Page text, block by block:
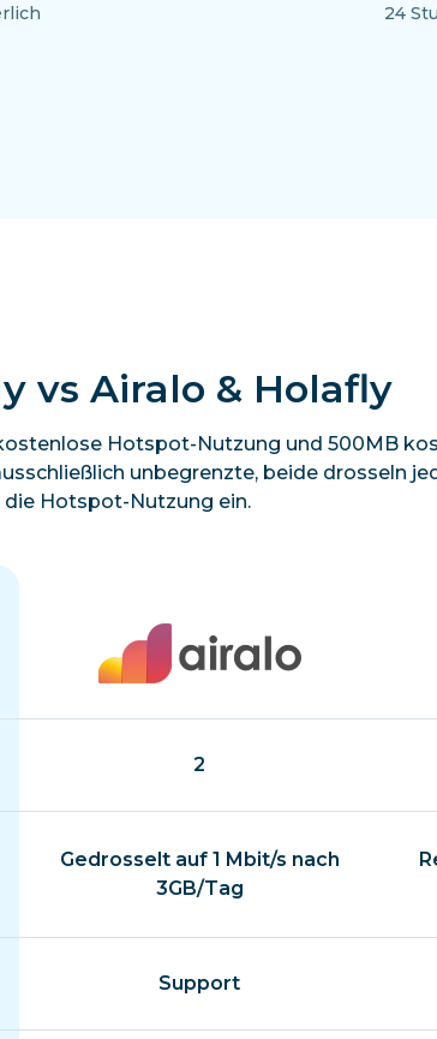
24
vs Airalo & Holafly
Hotspot-Nutzung und 500MB
unbegrenzte, beide drosseln
die Hotspot-Nutzung ein.
2
Gedrosselt auf 1 Mbit/s nach
3GB/Tag
Support